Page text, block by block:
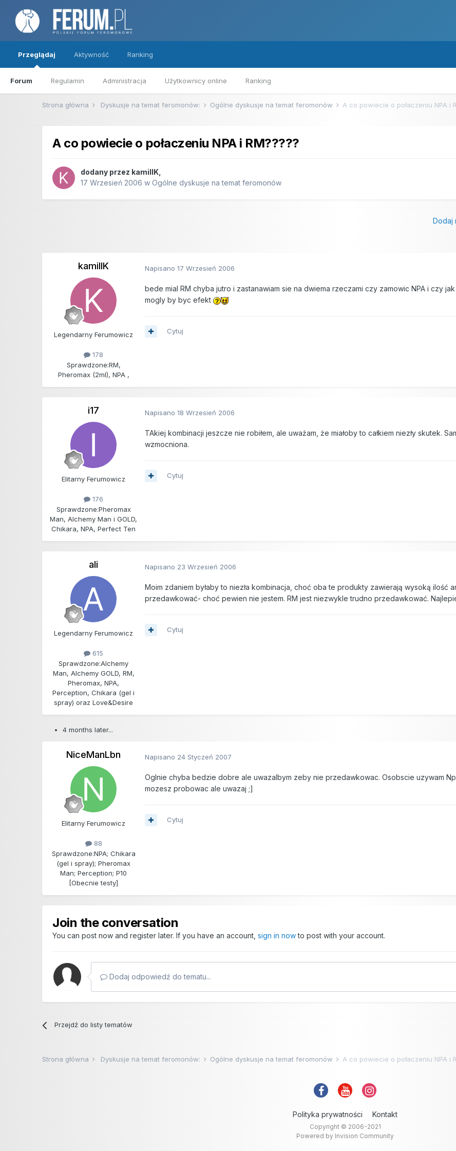
Przeglądaj
Forum Regulamin Administracja Użytkownicy online Ranking
Aktywność Ranking
Strona główna Dyskusje na temat feromonów: Ogólne dyskusje na temat feromonów A co powiecie o połaczeniu NPA i
A co powiecie o połaczeniu NPA i RM?????
dodany przez kamillK
17 Wrzesień 2006 wOgólne dyskusje na temat feromonów
Dodaj
kamillK
Legendarny Ferumowicz
178
Sprawdzone:RM,
Pheromax (2ml), NPA ,
Napisano17 Wrzesień 2006
bede mial RM chyba jutro i zastanawiam sie na dwiema rzeczami czy zamowic NPA i czy
mogly by byc efekt
Cytuj
i17
Elitarny Ferumowicz
176
Sprawdzone:Pheromax
Man, Alchemy Man i GOLD,
Chikara, NPA, Perfect Ten
Napisano18 Wrzesień 2006
TAkiej kombinacji jeszcze nie robiłem, ale uważam, że miałoby to całkiem niezły skutek.
wzmocniona.
Cytuj
ali
Legendarny Ferumowicz
615
Sprawdzone:Alchemy
Man, Alchemy GOLD, RM,
Pheromax, NPA,
Perception, Chikara (gel i
spray) oraz Love&Desire
Napisano 23 Wrzesień 2006
Moim zdaniem byłaby to niezła kombinacja, choć oba te produkty zawierają wysoką ilość
przedawkować- choć pewien nie jestem. RM jest niezwykle trudno przedawkować.
Cytuj
4 months later...
NiceManLbn
Elitarny Ferumowicz
88
Sprawdzone:NPA; Chikara
(gel i spray); Pheromax
Man; Perception; P10
[Obecnie testy]
Napisano 24 Styczeń 2007
Oglnie chyba bedzie dobre ale uwazalbym zeby nie przedawkowac. Osobscie uzywam
mozesz probowac ale uwazaj ;]
Cytuj
Join the conversation
You can post now and register later. If you have an account,sign in nowto post with your account.
Dodaj odpowiedź do tematu...
Przejdź do listy tematów
Strona główna Dyskusje na temat feromonów: Ogólne dyskusje na temat feromonów A co powiecie o połaczeniu NPA i
Polityka prywatności Kontakt
Copyright © 2006-2021
Powered by Invision Community